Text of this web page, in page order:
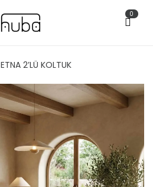
0
ETNA 2’LÜ KOLTUK